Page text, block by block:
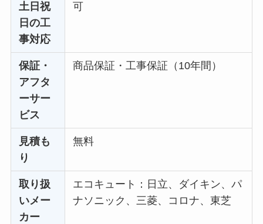
土日祝
日の工
事対応
可
保証・
アフタ
ーサー
ビス
商品保証・工事保証（10年間）
見積も
り
無料
取り扱
いメー
カー
エコキュート：日立、ダイキン、パ
ナソニック、三菱、コロナ、東芝